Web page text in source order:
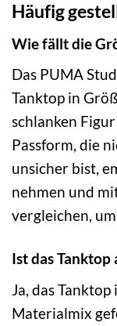
Häufig
Wie fällt die
Das PUMA
Tanktop in
schlanken
Passform, die
unsicher bist,
nehmen und
vergleichen,
Ist das
Ja, das
Materialmix